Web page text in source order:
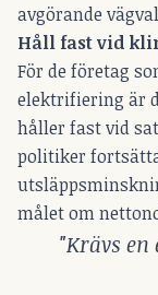
avgörande
Håll fast vid
För de företag
elektrifiering är
håller fast vid
politiker
målet om
"Krävs